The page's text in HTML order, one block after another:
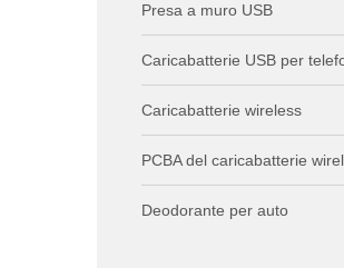
Presa a muro USB
Caricabatterie USB per
Caricabatterie wireless
PCBA del caricabatterie
Deodorante per auto